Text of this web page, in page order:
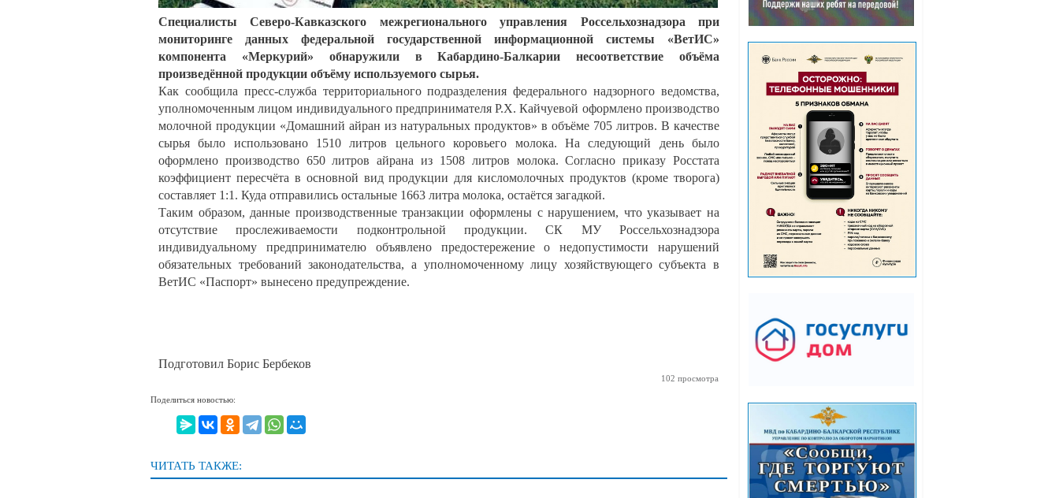
Специалисты Северо-Кавказского межрегионального управления Россельхознадзора при
мониторинге данных федеральной государственной информационной системы «ВетИС»
компонента «Меркурий» обнаружили в Кабардино-Балкарии несоответствие объёма
произведённой продукции объёму используемого сырья.
Как сообщила пресс-служба территориального подразделения федерального надзорного ведомства,
уполномоченным лицом индивидуального предпринимателя Р.Х. Кайчуевой оформлено производство
молочной продукции «Домашний айран из натуральных продуктов» в объёме 705 литров. В качестве
сырья было использовано 1510 литров цельного коровьего молока. На следующий день было
оформлено производство 650 литров айрана из 1508 литров молока. Согласно приказу Росстата
коэффициент пересчёта в основной вид продукции для кисломолочных продуктов (кроме творога)
составляет 1:1. Куда отправились остальные 1663 литра молока, остаётся загадкой.
Таким образом, данные производственные транзакции оформлены с нарушением, что указывает на
отсутствие прослеживаемости подконтрольной продукции. СК МУ Россельхознадзора
индивидуальному предпринимателю объявлено предостережение о недопустимости нарушений
обязательных требований законодательства, а уполномоченному лицу хозяйствующего субъекта в
ВетИС «Паспорт» вынесено предупреждение.
Подготовил Борис Бербеков
102 просмотра
Поделиться новостью:
ЧИТАТЬ ТАКЖЕ: